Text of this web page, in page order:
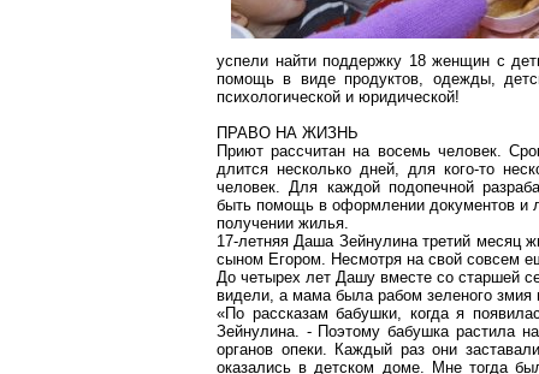
успели найти поддержку 18 женщин с
помощь в виде продуктов, одежды,
психологической и юридической!
ПРАВО НА ЖИЗНЬ
Приют рассчитан на восемь человек.
длится несколько дней, для кого-то
человек. Для каждой подопечной
быть помощь в оформлении документов и
получении жилья.
17-летняя Даша Зейнулина третий
сыном Егором. Несмотря на свой совсем
До четырех лет Дашу вместе со старшей
видели, а мама была рабом зеленого змия
«По рассказам бабушки, когда я
Зейнулина. - Поэтому бабушка растила
органов опеки. Каждый раз они
оказались в детском доме. Мне тогда